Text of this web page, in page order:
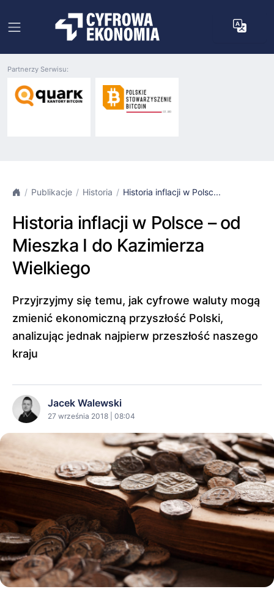
Partnerzy Serwisu:
Publikacje Historia Historia inflacji w Polsc...
Historia inflacji w Polsce – od
Mieszka I do Kazimierza
Wielkiego
Przyjrzyjmy się temu, jak cyfrowe waluty mogą
zmienić ekonomiczną przyszłość Polski,
analizując jednak najpierw przeszłość naszego
kraju
Jacek Walewski
27 września 2018 | 08:04